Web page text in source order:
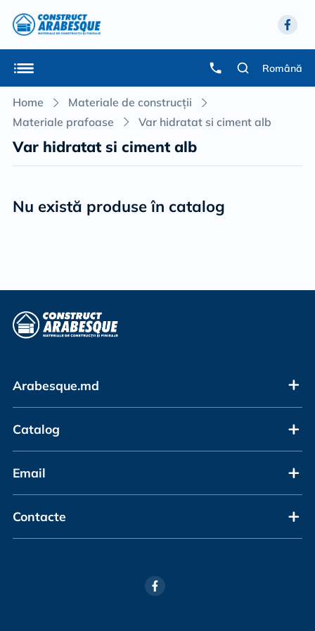
Română
Home
Materiale de construcții
Materiale prafoase
Var hidratat si ciment alb
Var hidratat si ciment alb
Nu există produse în catalog
Arabesque.md
Catalog
Email
Contacte